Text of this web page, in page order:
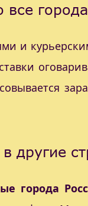
и
другие
города